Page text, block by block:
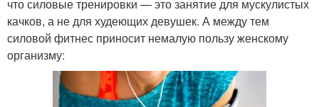
что силовые тренировки — это занятие для мускулистых
качков, а не для худеющих девушек. А между тем
силовой фитнес приносит немалую пользу женскому
организму: